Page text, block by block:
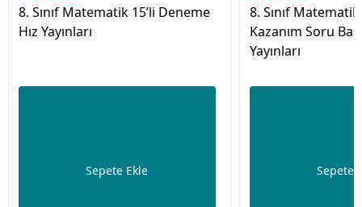
8. Sınıf Matematik 15’li Deneme
Hız Yayınları
Sepete Ekle
8. Sınıf
Kazanım Soru
Yayınları
Sepete